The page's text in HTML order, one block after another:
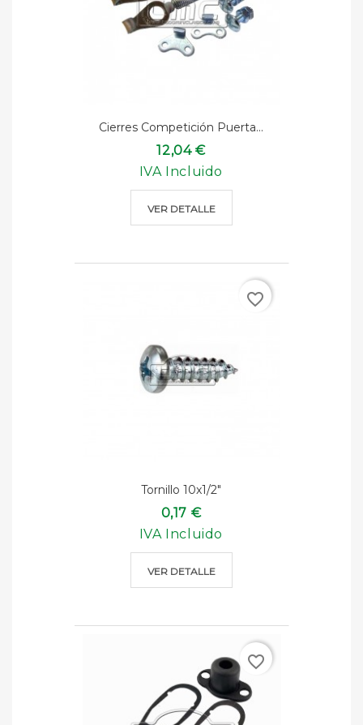
Cierres Competición Puerta...
12,04 €
IVA Incluido
VER DETALLE
Tornillo 10x1/2"
0,17 €
IVA Incluido
VER DETALLE
favorite_border
favorite_border